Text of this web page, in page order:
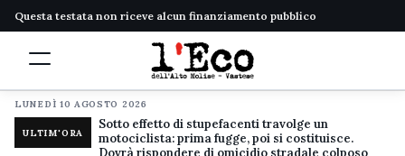
Questa testata non riceve alcun finanziamento pubblico
LUNEDÌ 10 AGOSTO 2026
ULTIM'ORA
Sotto effetto di stupefacenti travolge un
motociclista: prima fugge, poi si costituisce.
Dovrà rispondere di omicidio stradale colposo